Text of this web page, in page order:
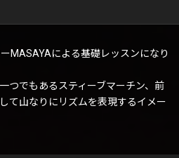
MASAYAによる基礎レッスンになり
つでもあるスティーブマーチン、前
て山なりにリズムを表現するイメー